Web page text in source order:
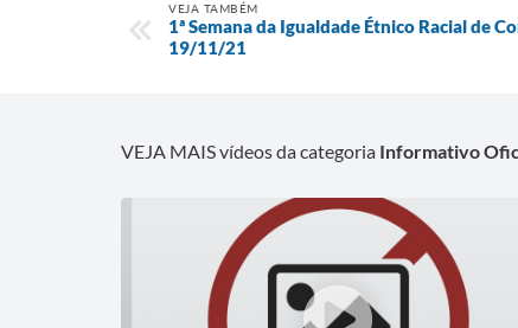
VEJA TAMBÉM
1ª Semana da Igualdade Étnico Racial de
19/11/21
VEJA MAIS vídeos da categoria Informativo